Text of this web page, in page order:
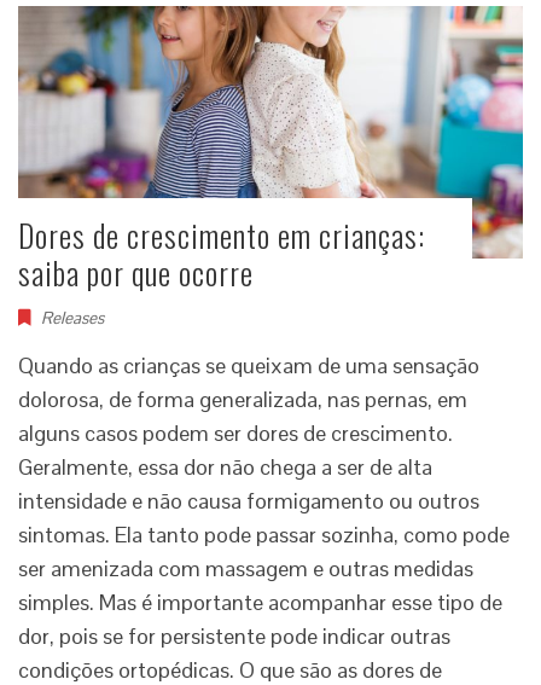
Dores de crescimento em crianças:
saiba por que ocorre
Releases
Quando as crianças se queixam de uma sensação
dolorosa, de forma generalizada, nas pernas, em
alguns casos podem ser dores de crescimento.
Geralmente, essa dor não chega a ser de alta
intensidade e não causa formigamento ou outros
sintomas. Ela tanto pode passar sozinha, como pode
ser amenizada com massagem e outras medidas
simples. Mas é importante acompanhar esse tipo de
dor, pois se for persistente pode indicar outras
condições ortopédicas. O que são as dores de